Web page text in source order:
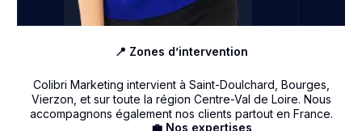
💼 Nos expertises
📍 Zones d’intervention
Colibri Marketing intervient à Saint-Doulchard, Bourges,
Vierzon, et sur toute la région Centre-Val de Loire. Nous
accompagnons également nos clients partout en France.